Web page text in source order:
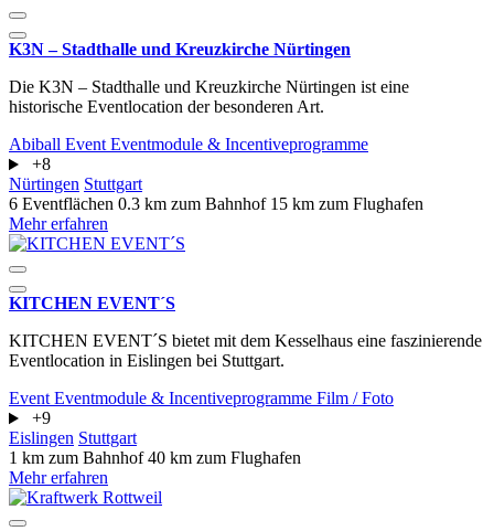
K3N – Stadthalle und Kreuzkirche Nürtingen
Die K3N – Stadthalle und Kreuzkirche Nürtingen ist eine
historische Eventlocation der besonderen Art.
Abiball Event Eventmodule & Incentiveprogramme
+8
Nürtingen Stuttgart
6 Eventflächen 0.3 km zum Bahnhof 15 km zum Flughafen
Mehr erfahren
KITCHEN EVENT´S
KITCHEN EVENT´S bietet mit dem Kesselhaus eine faszinierende
Eventlocation in Eislingen bei Stuttgart.
Event Eventmodule & Incentiveprogramme Film / Foto
+9
Eislingen Stuttgart
1 km zum Bahnhof40 km zum Flughafen
Mehr erfahren